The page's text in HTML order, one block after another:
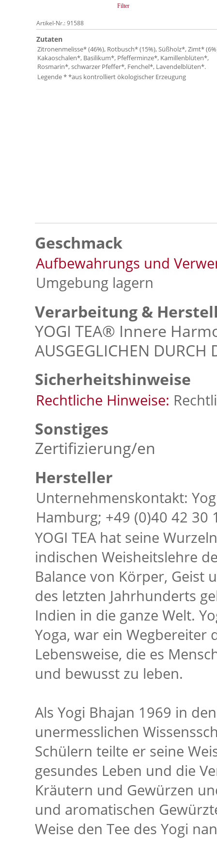
Filter
Artikel-Nr.: 91588
Zutaten
Zitronenmelisse* (46%), Rotbusch* (15%), Süßholz*, Zimt*
Kakaoschalen*, Basilikum*, Pfefferminze*, Kamillenblüten*,
Rosmarin*, schwarzer Pfeffer*, Fenchel*, Lavendelblüten*.
Legende * *aus kontrolliert ökologischer Erzeugung
Geschmack
Aufbewahrungs und
Umgebung lagern
Verarbeitung &
YOGI TEA® Innere
AUSGEGLICHEN DURCH
Sicherheitshinweise
Rechtliche Hinweise:
Sonstiges
Zertifizierung/en
Hersteller
Unternehmenskontakt:
Hamburg; +49 (0)40 42 30
YOGI TEA hat seine
indischen Weisheitslehre
Balance von Körper, Geist
des letzten Jahrhunderts
Indien in die ganze Welt.
Yoga, war ein Wegbereiter
Lebensweise, die es
und bewusst zu leben.
Als Yogi Bhajan 1969 in
unermesslichen
Schülern teilte er seine
gesundes Leben und die
Kräutern und Gewürzen
und aromatischen
Weise den Tee des Yogi